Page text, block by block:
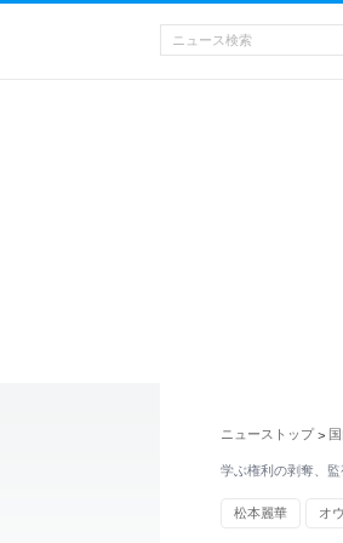
ニューストップ >
学ぶ権利の剥奪、
松本麗華 オ